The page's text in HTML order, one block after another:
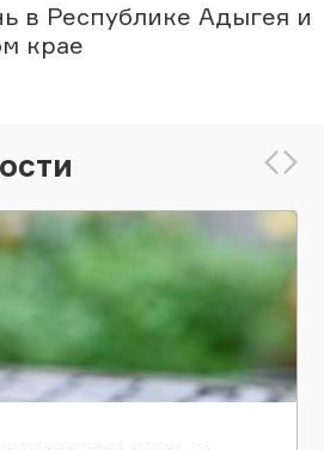
в Республике Адыгея и
крае